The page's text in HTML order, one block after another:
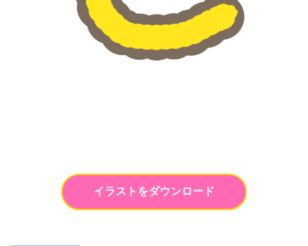
イラストをダウンロード